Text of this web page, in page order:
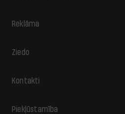
Reklāma
Ziedo
Kontakti
Piekļūstamība